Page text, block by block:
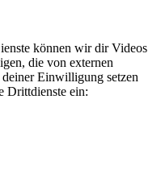
können wir dir Videos
die von externen
Einwilligung setzen
Drittdienste ein: